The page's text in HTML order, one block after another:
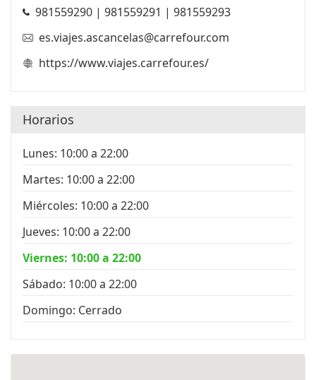
981559290 | 981559291 | 981559293
es.viajes.ascancelas@carrefour.com
https://www.viajes.carrefour.es/
Horarios
Lunes: 10:00 a 22:00
Martes: 10:00 a 22:00
Miércoles: 10:00 a 22:00
Jueves: 10:00 a 22:00
Viernes: 10:00 a 22:00
Sábado: 10:00 a 22:00
Domingo: Cerrado